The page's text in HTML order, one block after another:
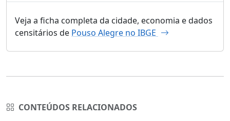
Veja a ficha completa da cidade, economia e dados
censitários de Pouso Alegre no IBGE
CONTEÚDOS RELACIONADOS